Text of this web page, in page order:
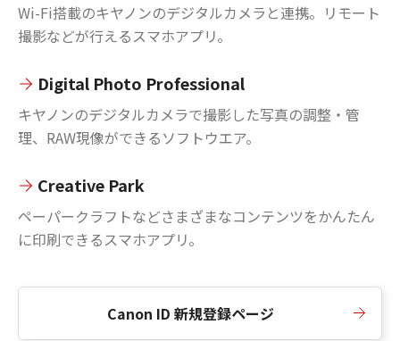
Wi-Fi搭載のキヤノンのデジタルカメラと連携。リモート
撮影などが行えるスマホアプリ。
Digital Photo Professional
キヤノンのデジタルカメラで撮影した写真の調整・管
理、RAW現像ができるソフトウエア。
Creative Park
ペーパークラフトなどさまざまなコンテンツをかんたん
に印刷できるスマホアプリ。
Canon ID 新規登録ページ